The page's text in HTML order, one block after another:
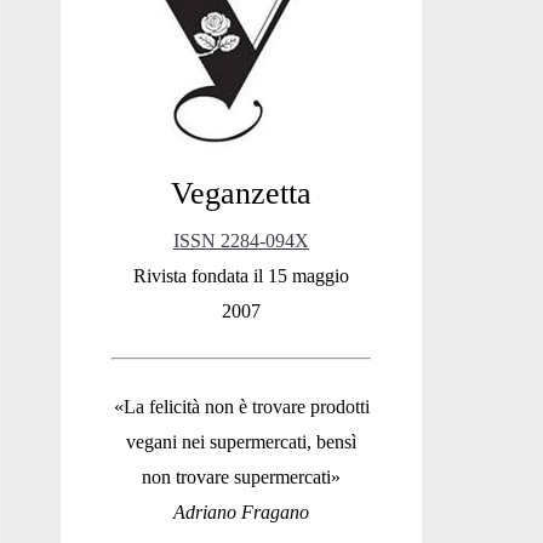
Sidebar
Veganzetta
ISSN 2284-094X
Rivista fondata il 15 maggio
2007
«La felicità non è trovare prodotti
vegani nei supermercati, bensì
non trovare supermercati»
Adriano Fragano